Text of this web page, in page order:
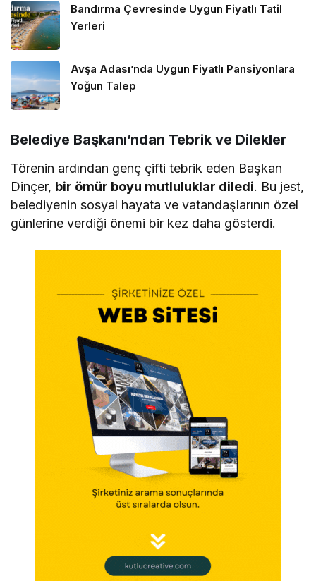
Bandırma Çevresinde Uygun Fiyatlı Tatil
Yerleri
Avşa Adası’nda Uygun Fiyatlı Pansiyonlara
Yoğun Talep
Belediye Başkanı’ndan Tebrik ve Dilekler
Törenin ardından genç çifti tebrik eden Başkan
Dinçer, bir ömür boyu mutluluklar diledi. Bu jest,
belediyenin sosyal hayata ve vatandaşlarının özel
günlerine verdiği önemi bir kez daha gösterdi.